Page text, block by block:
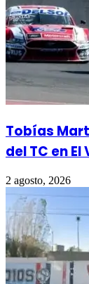
Tobías
del TC en
2 agosto, 2026